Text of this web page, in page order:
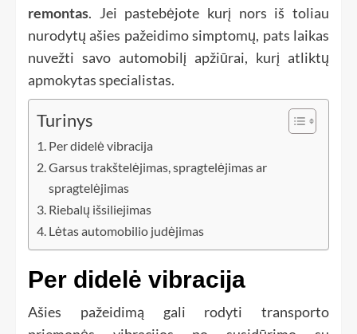
remontas. Jei pastebėjote kurį nors iš toliau
nurodytų ašies pažeidimo simptomų, pats laikas
nuvežti savo automobilį apžiūrai, kurį atliktų
apmokytas specialistas.
Turinys
Per didelė vibracija
Garsus trakštelėjimas, spragtelėjimas ar
spragtelėjimas
Riebalų išsiliejimas
Lėtas automobilio judėjimas
Per didelė vibracija
Ašies pažeidimą gali rodyti transporto